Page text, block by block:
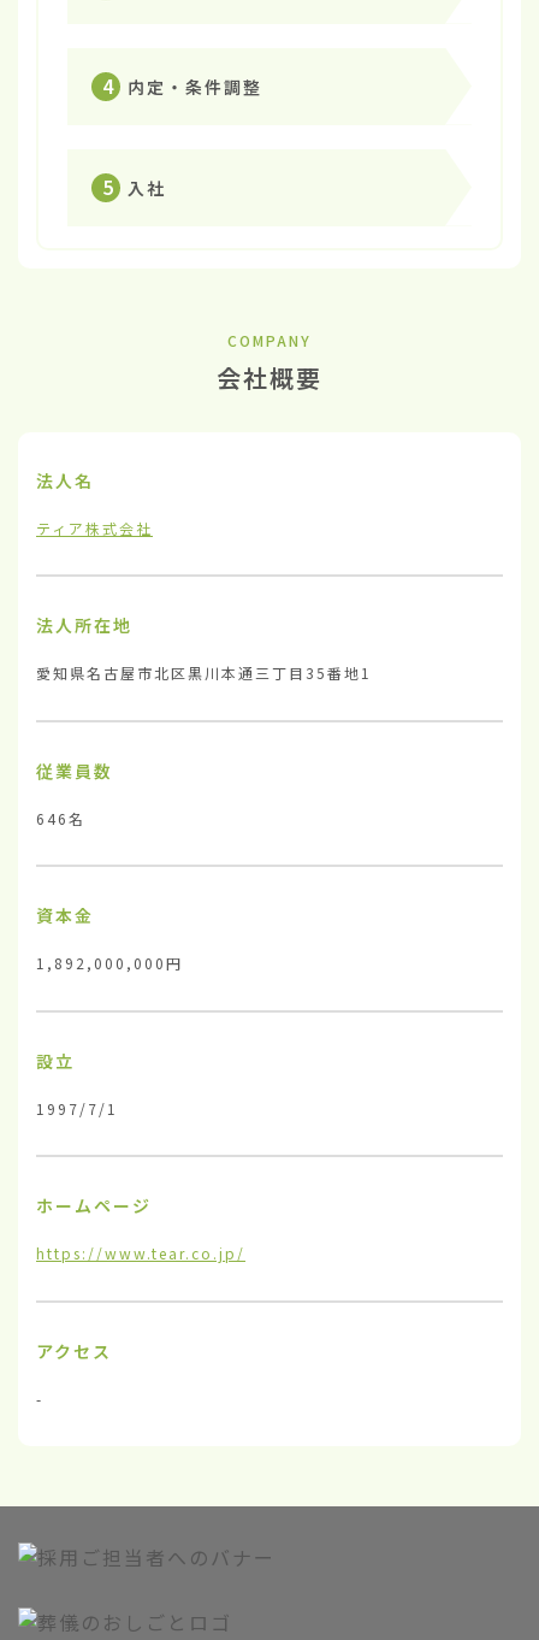
4 内定・条件調整
5 入社
COMPANY
会社概要
法人名
ティア株式会社
法人所在地
愛知県名古屋市北区黒川本通三丁目35番地1
従業員数
646名
資本金
1,892,000,000円
設立
1997/7/1
ホームページ
https://www.tear.co.jp/
アクセス
-